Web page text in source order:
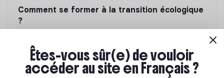
Comment se former à la transition écologique
?
Êtes-vous sûr(e) de vouloir
accéder au site en Français ?